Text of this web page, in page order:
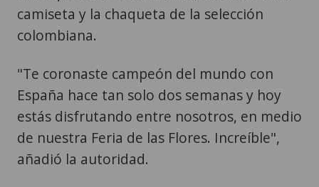
camiseta y la chaqueta de la selección
colombiana.
"Te coronaste campeón del mundo con
España hace tan solo dos semanas y hoy
estás disfrutando entre nosotros, en medio
de nuestra Feria de las Flores. Increíble",
añadió la autoridad.